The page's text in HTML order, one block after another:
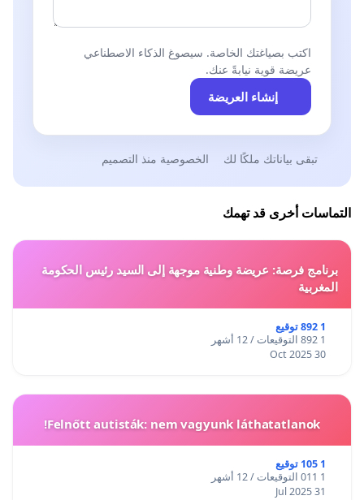
اكتب بصياغتك الخاصة. سيصوغ الذكاء الاصطناعي
عريضة قوية نيابةً عنك.
إنشاء العريضة
تبقى بياناتك ملكًا لك الخصوصية منذ التصميم
التماسات أخرى قد تهمك
برنامج فرصة: عريضة وطنية موجهة إلى السيد رئيس الحكومة
المغربية
1 892 توقيع
1 892 التوقيعات / 12 أشهر
30 Oct 2025
Felnőtt autisták: nem vagyunk láthatatlanok!
1 105 توقيع
1 011 التوقيعات / 12 أشهر
31 Jul 2025